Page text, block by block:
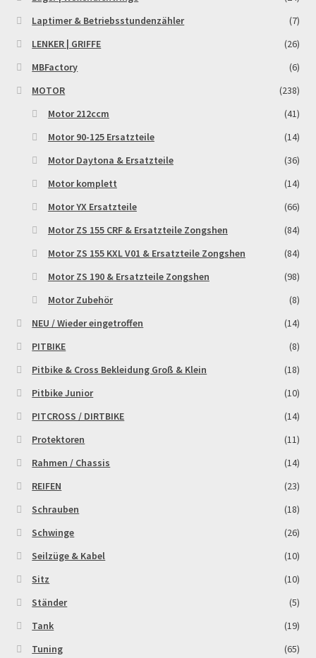
Shop
Sign Up
Términos y Condiciones Generales
Warenkorb
Widerrufsbelehrung & -formular
Zahlungsarten
Laptimer & Betriebsstundenzähler
(7)
LENKER | GRIFFE
(26)
MBFactory
(6)
MOTOR
(238)
Motor 212ccm
(41)
Motor 90-125 Ersatzteile
(14)
Motor Daytona & Ersatzteile
(36)
Motor komplett
(14)
Motor YX Ersatzteile
(66)
Motor ZS 155 CRF & Ersatzteile Zongshen
(84)
Motor ZS 155 KXL V01 & Ersatzteile Zongshen
(84)
Motor ZS 190 & Ersatzteile Zongshen
(98)
Motor Zubehör
(8)
NEU / Wieder eingetroffen
(14)
PITBIKE
(8)
Pitbike & Cross Bekleidung Groß & Klein
(18)
Pitbike Junior
(10)
PITCROSS / DIRTBIKE
(14)
Protektoren
(11)
Rahmen / Chassis
(14)
REIFEN
(23)
Schrauben
(18)
Schwinge
(26)
Seilzüge & Kabel
(10)
Sitz
(10)
Ständer
(5)
Tank
(19)
Tuning
(65)